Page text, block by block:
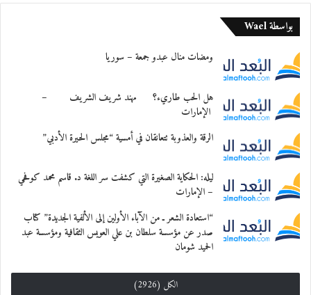
بواسطة Wael
ومضات منال عبدو جمعة – سوريا
هل الحب طاريء؟ مهند شريف الشريف –
الإمارات
الرقة والعذوبة تتعانقان في أمسية “مجلس الحيرة الأدبي”
ليله: الحكاية الصغيرة التي كشفت سر اللغة د. قاسم محمد كوفحي
– الإمارات
“استعادة الشعر ـ من الآباء الأولين إلى الألفية الجديدة” كتاب
صدر عن مؤسسة سلطان بن علي العويس الثقافية ومؤسسة عبد
الحميد شومان
الكل (2926)